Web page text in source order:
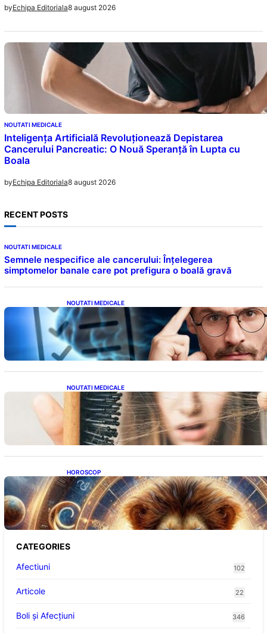
byEchipa Editoriala8 august 2026
NOUTATI MEDICALE
Inteligența Artificială Revoluționează Depistarea
Cancerului Pancreatic: O Nouă Speranță în Lupta cu
Boala
byEchipa Editoriala8 august 2026
RECENT POSTS
NOUTATI MEDICALE
Semnele nespecifice ale cancerului: Înțelegerea
simptomelor banale care pot prefigura o boală gravă
NOUTATI MEDICALE
Inteligența dincolo de note: Semnele unui IQ
ridicat care nu țin de școală
NOUTATI MEDICALE
Semnele unei deficiențe de proteine:
Impactul asupra sănătății tale
HOROSCOP
Portalul Leului 8/8: Oportunități de
Abundență pentru Cinci Zodii în 2026
CATEGORIES
Afectiuni
102
Articole 22
Boli și Afecțiuni 346